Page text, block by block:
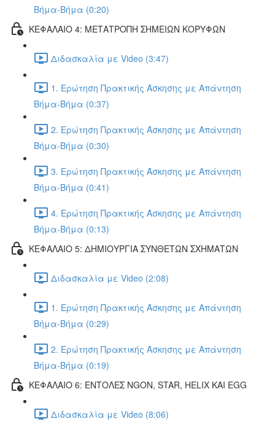
Βήμα-Βήμα (0:20)
ΚΕΦΑΛΑΙΟ 4: ΜΕΤΑΤΡΟΠΗ ΣΗΜΕΙΩΝ ΚΟΡΥΦΩΝ
Διδασκαλία με Video (3:47)
1. Ερώτηση Πρακτικής Άσκησης με Απάντηση
Βήμα-Βήμα (0:37)
2. Ερώτηση Πρακτικής Άσκησης με Απάντηση
Βήμα-Βήμα (0:30)
3. Ερώτηση Πρακτικής Άσκησης με Απάντηση
Βήμα-Βήμα (0:41)
4. Ερώτηση Πρακτικής Άσκησης με Απάντηση
Βήμα-Βήμα (0:13)
ΚΕΦΑΛΑΙΟ 5: ΔΗΜΙΟΥΡΓΙΑ ΣΥΝΘΕΤΩΝ ΣΧΗΜΑΤΩΝ
Διδασκαλία με Video (2:08)
1. Ερώτηση Πρακτικής Άσκησης με Απάντηση
Βήμα-Βήμα (0:29)
2. Ερώτηση Πρακτικής Άσκησης με Απάντηση
Βήμα-Βήμα (0:19)
ΚΕΦΑΛΑΙΟ 6: ΕΝΤΟΛΕΣ NGON, STAR, HELIX ΚΑΙ EGG
Διδασκαλία με Video (8:06)